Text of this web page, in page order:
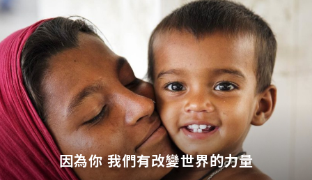
因為你 我們有改變世界的力量